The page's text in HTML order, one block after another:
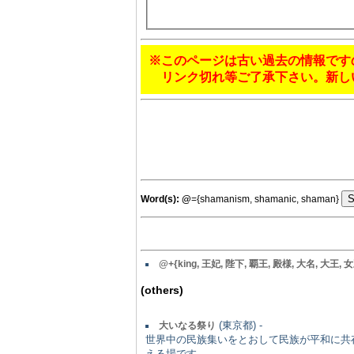
※このページは古い過去の情報で
リンク切れ等ご了承下さい。新し
Word(s): @={shamanism, shamanic, shaman}
@+{king, 王妃, 陛下, 覇王, 殿様, 大名, 大王,
(others)
大いなる祭り (東京都) -
世界中の民族集いをとおして民族が平和に